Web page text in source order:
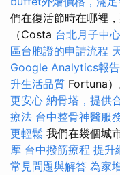
們在復活節時在哪裡
（Costa 台北月子中
區台胞證的申請流程
Google Analytics報告
升生活品質 Fortuna）
更安心 納骨塔，提供
療法 台中整骨神醫服
更輕鬆 我們在幾個城
摩 台中撥筋療程 提升
常見問題與解答 為家